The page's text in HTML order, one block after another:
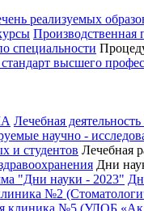
реализуемых
Производственная
специальности
высшего
Лечебная
научно -
и студентов Лечебная
Дни
"Дни науки - 2023"
№2
клиника №5 (УЛОБ «Ак